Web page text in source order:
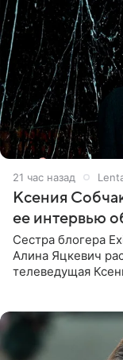
21 час назад
Ксения
ее интервью
Сестра блогера
Алина Яцкевич
телеведущая